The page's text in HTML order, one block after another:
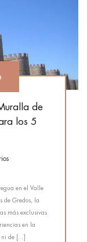
de
los 5
en el Valle
de Gredos, la
más exclusivas
en la
ni de […]